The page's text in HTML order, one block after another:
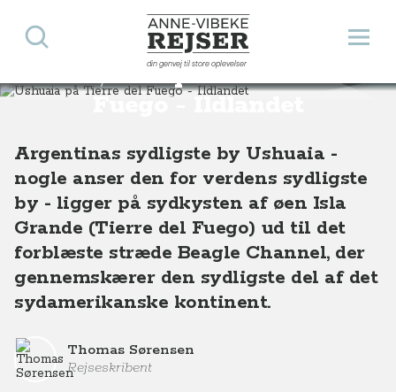
Anne-Vibeke Rejser
din genvej til store oplevelser
Åbn
Søg
Ushuaia på Tierre del
Fuego - Ildlandet
Destinationer Sydamerika Argentina Ushuaia på Tierre del Fuego - Ildlandet
Argentinas sydligste by Ushuaia -
nogle anser den for verdens sydligste
by - ligger på sydkysten af øen Isla
Grande (Tierre del Fuego) ud til det
forblæste stræde Beagle Channel, der
gennemskærer den sydligste del af det
sydamerikanske kontinent.
Thomas Sørensen
Rejseskribent